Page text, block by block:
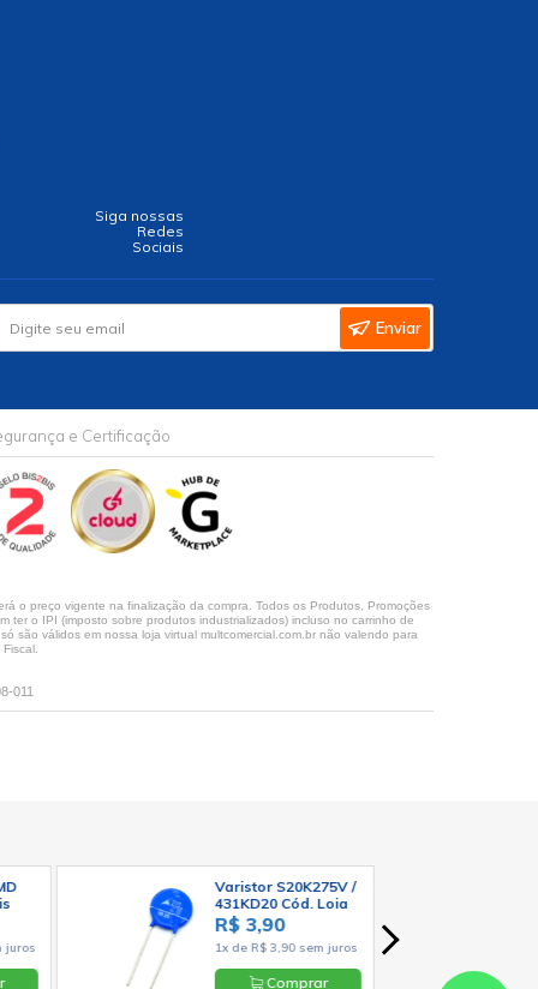
Siga nossas
Redes
Sociais
Enviar
e Certificação
o preço vigente na finalização da compra. Todos os Produtos, Promoções
ter o IPI (imposto sobre produtos industrializados) incluso no carrinho de
são válidos em nossa loja virtual multcomercial.com.br não valendo para
011
-
juros
Varistor S20K275V /
431KD20 Cód. Loja
1371
R$ 3,90
1x de R$ 3,90 sem juros
Comprar